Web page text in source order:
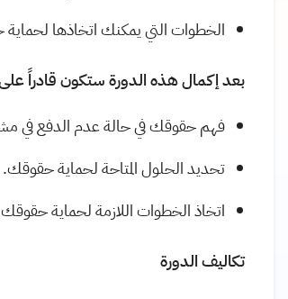
الخطوات التي يمكنك اتخاذها
بعد إكمال هذه الدورة ستكون قادراً
فهم حقوقك في حالة عدم الدفع في
تحديد الحلول المتاحة لحماية حقوقك.
اتخاذ الخطوات اللازمة لحماية
تكاليف الدورة